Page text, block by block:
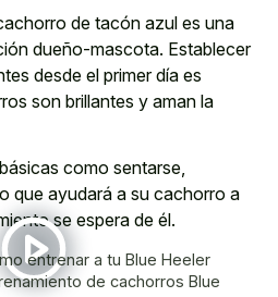
de tacón azul es una
dueño-mascota. Establecer
desde el primer día es
son brillantes y aman la
como sentarse,
que ayudará a su cachorro a
se espera de él.
entrenar a tu Blue Heeler
de cachorros Blue